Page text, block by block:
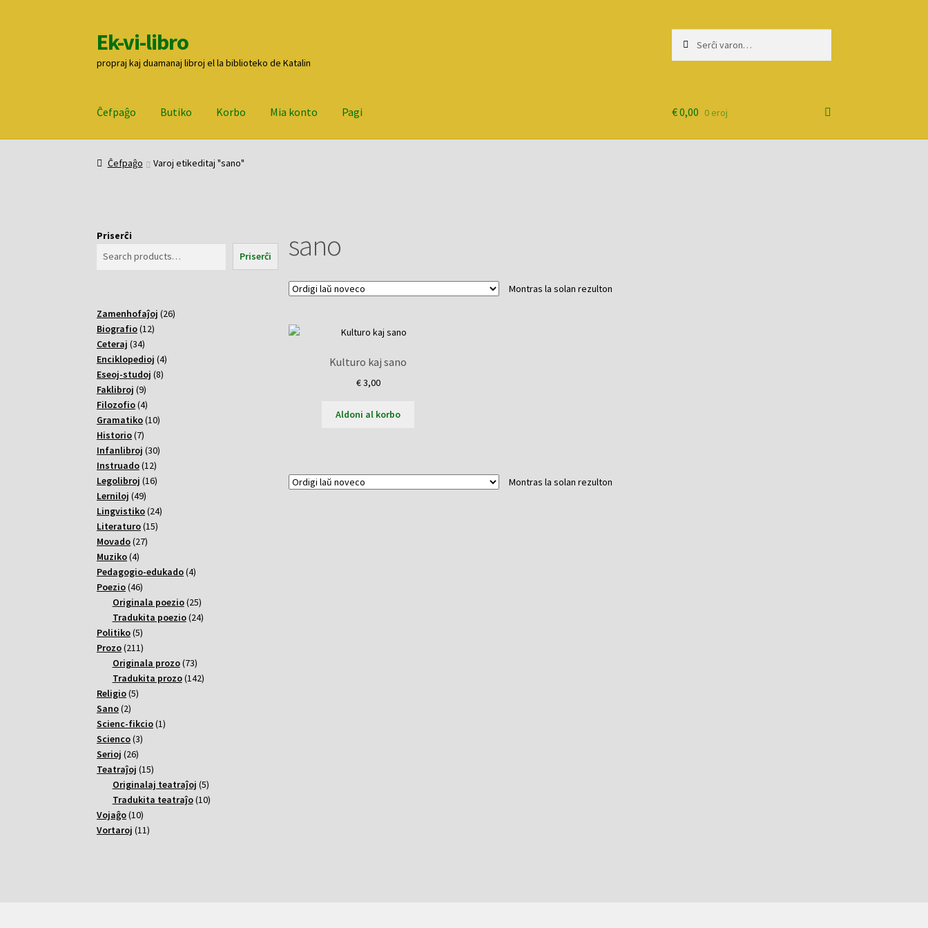
Pretersalti
al
navigado
Iri
rekte
al
enhavo
Ek-vi-libro
propraj kaj duamanaj libroj el la biblioteko de Katalin
Ĉefpaĝo Butiko Korbo Mia konto Pagi
ĈefpaĝoButiko Korbo Mia konto
€0,00 0 eroj
Ĉefpaĝo Varoj etikeditaj "sano"
sano
Montras la solan rezulton
Kulturo kaj sano
€3,00
Aldoni al korbo
Montras la solan rezulton
Priserĉi
Priserĉi
Zamenhofaĵoj 2626
Biografio 1212
Ceteraj 3434
varoj
Enciklopedioj 44
Eseoj-studoj 88
Faklibroj 99
varoj
Filozofio 44
varoj
Gramatiko 1010
Historio 77
varoj
Infanlibroj 3030
Instruado 1212
varoj
Legolibroj 1616
Lerniloj 4949
varoj
Lingvistiko 2424
Literaturo 1515
Movado 2727
Muziko 44
varoj
Pedagogio-edukado 44
Poezio 4646
varoj
Originala poezio 2525
varoj
Tradukita poezio 2424
Politiko 55
varoj
Prozo 211211
varoj
Originala prozo 7373
varoj
Tradukita prozo 142142
Religio 55
Sano 22
varoj
Scienc-fikcio 11
Scienco 33
Serioj 2626
varoj
Teatraĵoj 1515
varoj
Originalaj teatraĵoj 55
varoj
Tradukita teatraĵo 1010
Vojaĝo 1010
varoj
Vortaroj 1111